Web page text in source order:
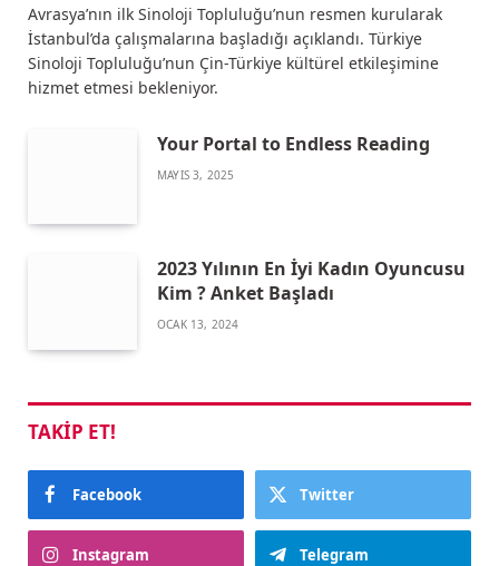
Avrasya’nın ilk Sinoloji Topluluğu’nun resmen kurularak
İstanbul’da çalışmalarına başladığı açıklandı. Türkiye
Sinoloji Topluluğu’nun Çin-Türkiye kültürel etkileşimine
hizmet etmesi bekleniyor.
Your Portal to Endless Reading
MAYIS 3, 2025
2023 Yılının En İyi Kadın Oyuncusu
Kim ? Anket Başladı
OCAK 13, 2024
TAKIP ET!
Facebook Twitter
Instagram Telegram